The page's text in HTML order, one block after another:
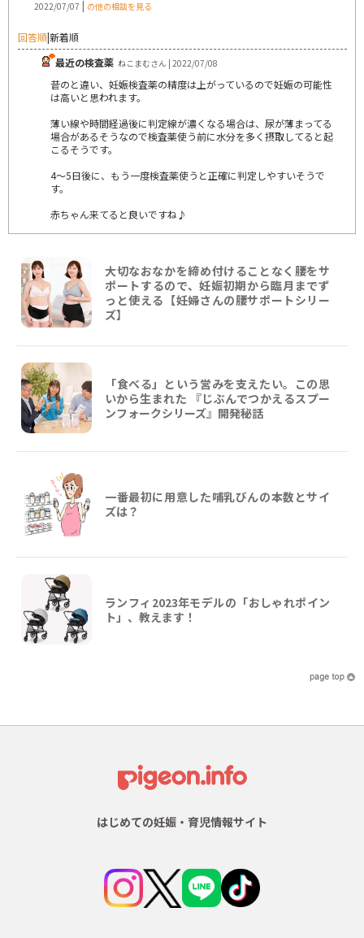
2022/07/07 | の他の相談を見る
回答順|新着順
最近の検査薬 ねこまむさん | 2022/07/08
昔のと違い、妊娠検査薬の精度は上がっているので妊娠の可能性
は高いと思われます。
薄い線や時間経過後に判定線が濃くなる場合は、尿が薄まってる
場合があるそうなので検査薬使う前に水分を多く摂取してると起
こるそうです。
4～5日後に、もう一度検査薬使うと正確に判定しやすいそうで
す。
赤ちゃん来てると良いですね♪
大切なおなかを締め付けることなく腰をサ
ポートするので、妊娠初期から臨月までず
っと使える【妊婦さんの腰サポートシリー
ズ】
「食べる」という営みを支えたい。この思
いから生まれた 『じぶんでつかえるスプー
ンフォークシリーズ』開発秘話
一番最初に用意した哺乳びんの本数とサイ
ズは？
ランフィ2023年モデルの「おしゃれポイン
ト」、教えます！
はじめての妊娠・育児情報サイト